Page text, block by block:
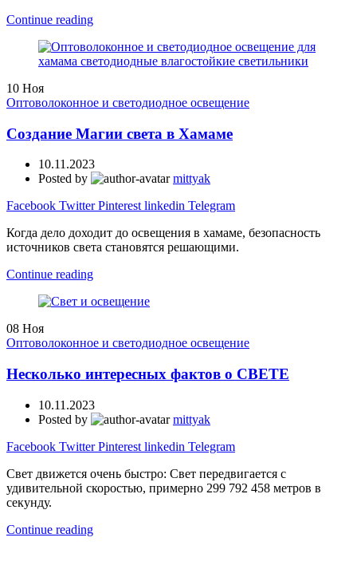
Continue reading
10 Ноя
Оптоволоконное и светодиодное освещение
Создание Магии света в Хамаме
10.11.2023
Posted by
mittyak
Facebook Twitter Pinterest linkedin Telegram
Когда дело доходит до освещения в хамаме, безопасность
источников света становятся решающими.
Continue reading
08 Ноя
Оптоволоконное и светодиодное освещение
Несколько интересных фактов о СВЕТЕ
10.11.2023
Posted by
mittyak
Facebook Twitter Pinterest linkedin Telegram
Свет движется очень быстро: Свет передвигается с
удивительной скоростью, примерно 299 792 458 метров в
секунду.
Continue reading